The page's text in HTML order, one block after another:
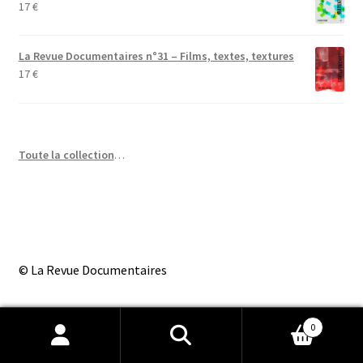
17€
La Revue Documentaires n°31 – Films, textes, textures
17€
Toute la collection…
© La Revue Documentaires
Recherche
Recherche
0